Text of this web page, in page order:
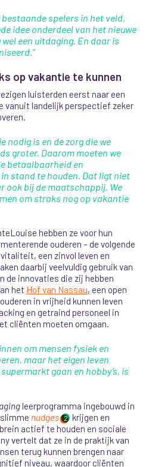
spelers in het veld,
idee onderdeel van het nieuwe
een uitdaging. En daar is
op vakantie te kunnen
luisterden eerst naar een
vanuit landelijk perspectief zeker
nodig is en de zorg die we
groter. Daarom moeten we
betaalbaarheid en
stand te houden. Dat ligt niet
ook bij de maatschappij. We
om straks nog op vakantie
hebben ze voor hun
ouderen – de volgende
een zinvol leven en
daarbij veelvuldig gebruik van
de innovaties die zij hebben
het Hof van Nassau, een open
in vrijheid kunnen leven
en getraind personeel in
cliënten moeten omgaan.
om mensen fysiek en
maar het eigen leven
gaan en hobby’s, is
leerprogramma ingebouwd in
nudges 2 krijgen en
actief te houden en sociale
vertelt dat ze in de praktijk van
terug kunnen brengen naar
niveau, waardoor cliënten